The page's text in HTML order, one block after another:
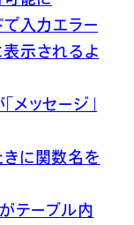
で入力エラー
示されるよ
メッセージ」
に関数名を
ーブル内